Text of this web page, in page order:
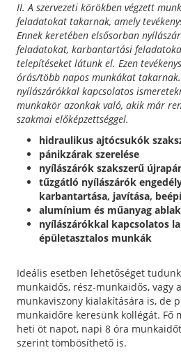
II. A szervezeti körökben végzett
feladatokat takarnak, amely
Ennek keretében elsősorban
feladatokat, karbantartási
telepítéseket látunk el. Ezen
órás/több napos munkákat
nyílászárókkal kapcsolatos
munkakör azonkak való, akik már
szakmai előképzettséggel.
hidraulikus ajtócsukók
pánikzárak szerelése
nyílászárók szakszerű
tűzgátló nyílászárók
karbantartása, javítása,
alumínium és műanyag
nyílászárókkal kapcsolatos
épületasztalos munkák
Ideális esetben lehetőséget
munkaidős, rész-munkaidős, vagy
munkaviszony kialakítására is, de
munkaidőre keresünk kollégát. Fő
heti öt napot, napi 8 óra
szerint tömbösíthető is.